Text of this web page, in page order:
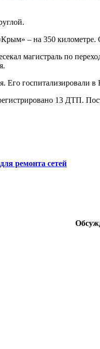
– на 350 километре.
магистраль по
Его
13 ДТП.
ремонта сетей